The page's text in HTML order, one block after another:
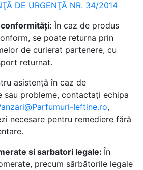
DE URGENŢĂ NR. 34/2014
În caz de produs
se poate returna prin
de curierat partenere, cu
returnat.
asistență în caz de
sau probleme, contactați echipa
Ieftine.ro,
necesare pentru remediere fără
si sarbatori legale: În
precum sărbătorile legale